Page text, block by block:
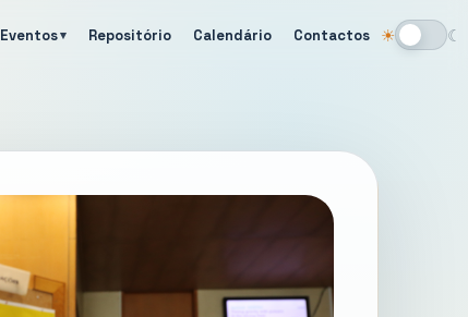
Eventos Repositório Calendário Contactos ☀ ☾
Alternar tema